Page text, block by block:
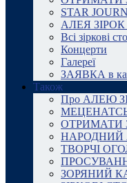
STAR
АЛЕЯ ЗІРОК
Всі зіркові
Концерти
Галереї
ЗАЯВКА в
Також
Про АЛЕЮ
ОТРИМАТИ
НАРОДНИЙ
ТВОРЧІ
ЗОРЯНИЙ